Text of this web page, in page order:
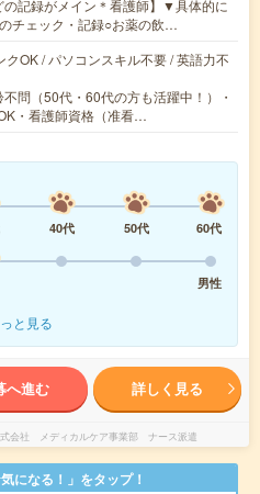
の記録がメイン＊看護師】▼具体的に
チェック・記録○お薬の飲…
クOK / パソコンスキル不要 / 英語力不
問（50代・60代の方も活躍中！）・
・看護師資格（准看…
40代 50代
60代
男性
と見る
へ進む 詳しく見る
式会社 メディカルケア事業部 ナース派遣
になる！」をタップ！